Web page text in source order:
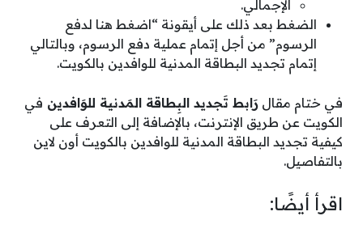
الإجمالي.
الضغط بعد ذلك على أيقونة “اضغط هنا لدفع
الرسوم” من أجل إتمام عملية دفع الرسوم، وبالتالي
إتمام تجديد البطاقة المدنية للوافدين بالكويت.
في ختام مقال رَابط تَجديد البِطاقة المَدنية للوَافدين في
الكويت عن طريق الإنترنت، بالإضافة إلى التعرف على
كيفية تجديد البطاقة المدنية للوافدين بالكويت أون لاين
بالتفاصيل.
اقرأ أيضًا: